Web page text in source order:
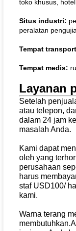
toko khusus,
Situs industri:
peralatan
Tempat
Tempat medis:
Layanan
Setelah
atau telepon,
dalam 24 jam
masalah Anda.
Kami dapat
oleh yang
perusahaan
harus
staf USD100/
kami.
Warna terang